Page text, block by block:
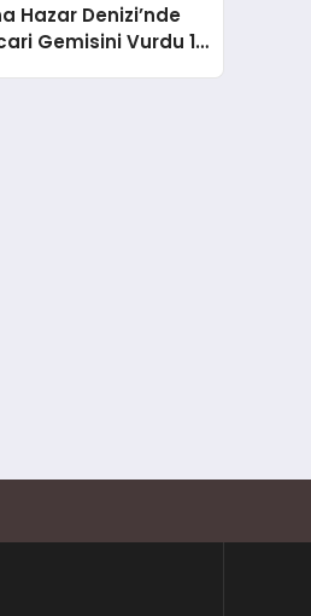
Hazar Denizi’nde
Gemisini Vurdu 1